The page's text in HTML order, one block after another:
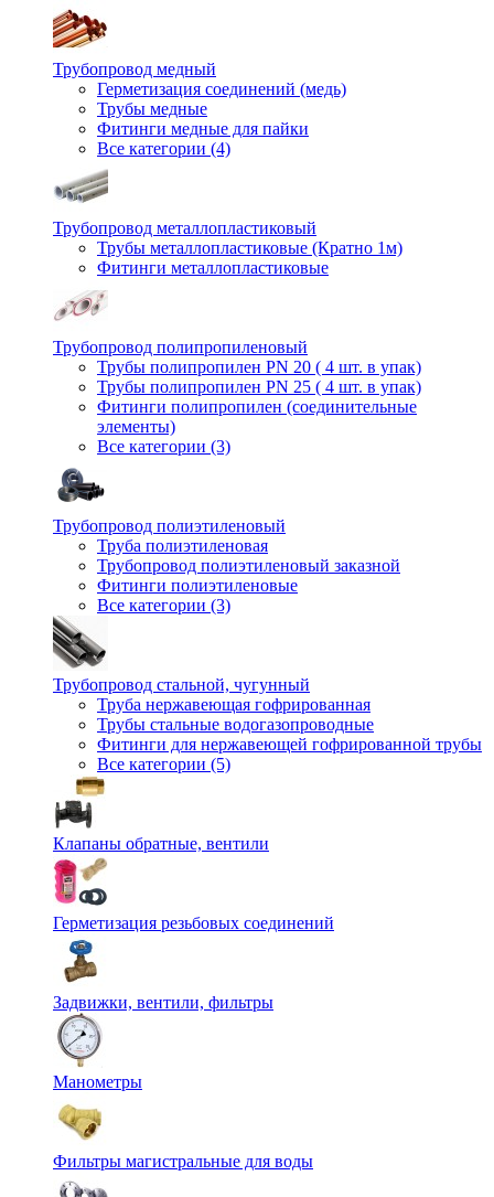
Трубопровод медный
Герметизация соединений (медь)
Трубы медные
Фитинги медные для пайки
Все категории (4)
Трубопровод металлопластиковый
Трубы металлопластиковые (Кратно 1м)
Фитинги металлопластиковые
Трубопровод полипропиленовый
Трубы полипропилен PN 20 ( 4 шт. в упак)
Трубы полипропилен PN 25 ( 4 шт. в упак)
Фитинги полипропилен (cоединительные
элементы)
Все категории (3)
Трубопровод полиэтиленовый
Труба полиэтиленовая
Трубопровод полиэтиленовый заказной
Фитинги полиэтиленовые
Все категории (3)
Трубопровод стальной, чугунный
Труба нержавеющая гофрированная
Трубы стальные водогазопроводные
Фитинги для нержавеющей гофрированной трубы
Все категории (5)
Клапаны обратные, вентили
Герметизация резьбовых соединений
Задвижки, вентили, фильтры
Манометры
Фильтры магистральные для воды